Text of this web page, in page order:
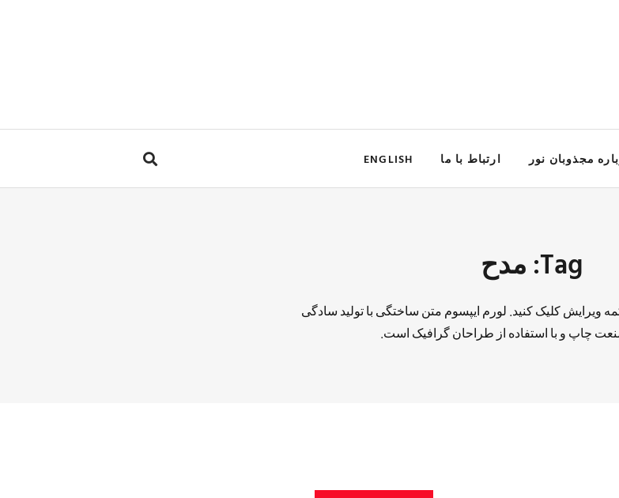
مجذوبان نور ارتباط با ما ENGLISH
Tag: مدح
ویرایش کلیک کنید. لورم ایپسوم متن ساختگی با تولید سادگی
چاپ و با استفاده از طراحان گرافیک است.